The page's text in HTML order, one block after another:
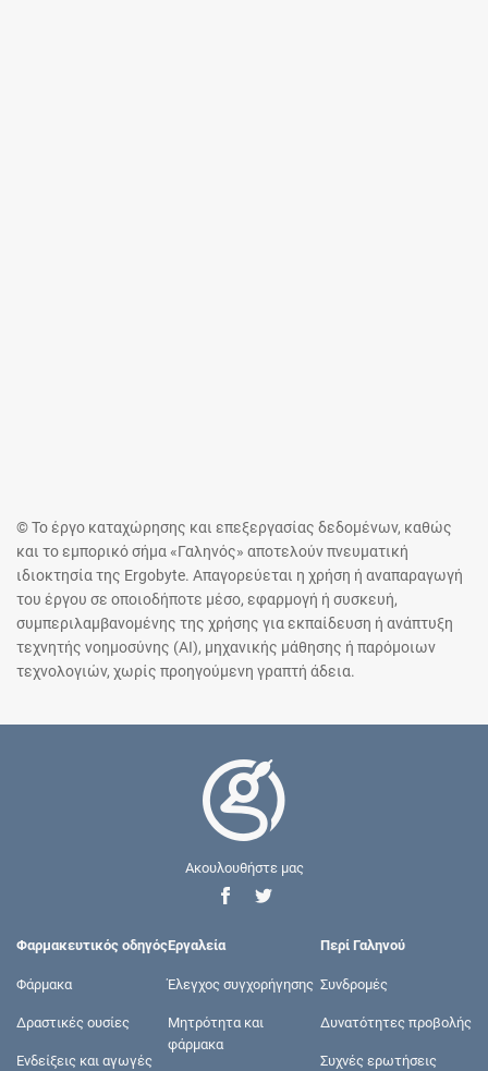
© Το έργο καταχώρησης και επεξεργασίας δεδομένων, καθώς
και το εμπορικό σήμα «Γαληνός» αποτελούν πνευματική
ιδιοκτησία της Ergobyte. Απαγορεύεται η χρήση ή αναπαραγωγή
του έργου σε οποιοδήποτε μέσο, εφαρμογή ή συσκευή,
συμπεριλαμβανομένης της χρήσης για εκπαίδευση ή ανάπτυξη
τεχνητής νοημοσύνης (AI), μηχανικής μάθησης ή παρόμοιων
τεχνολογιών, χωρίς προηγούμενη γραπτή άδεια.
Ακουλουθήστε μας
Φαρμακευτικός οδηγός
Φάρμακα
Δραστικές ουσίες
Ενδείξεις και αγωγές
Εργαλεία
Έλεγχος συγχορήγησης
Μητρότητα και
φάρμακα
Περί Γαληνού
Συνδρομές
Δυνατότητες προβολής
Συχνές ερωτήσεις